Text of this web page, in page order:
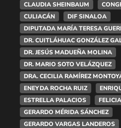
CLAUDIA SHEINBAUM
CULIACÁN
DIF SINALOA
DIPUTADA MARÍA TERESA
DR. CUITLÁHUAC GONZÁLEZ
DR. JESÚS MADUEÑA MOLINA
DR. MARIO SOTO VELÁZQUEZ
DRA. CECILIA RAMÍREZ
ENEYDA ROCHA RUIZ
ESTRELLA PALACIOS
GERARDO MÉRIDA SÁNCHEZ
GERARDO VARGAS LANDEROS